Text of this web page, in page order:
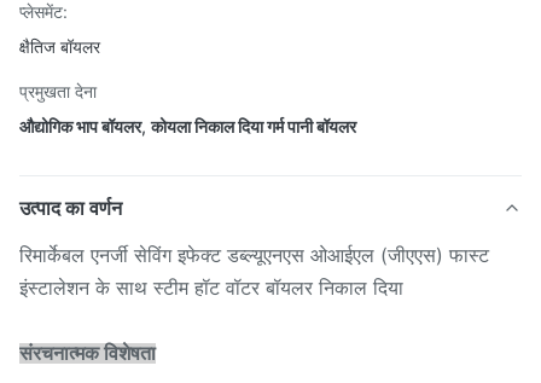
प्लेसमेंट:
क्षैतिज बॉयलर
प्रमुखता देना
औद्योगिक भाप बॉयलर,कोयला निकाल दिया गर्म पानी बॉयलर
उत्पाद का वर्णन
रिमार्केबल एनर्जी सेविंग इफेक्ट डब्ल्यूएनएस ओआईएल (जीएएस) फास्ट
इंस्टालेशन के साथ स्टीम हॉट वॉटर बॉयलर निकाल दिया
संरचनात्मक विशेषता